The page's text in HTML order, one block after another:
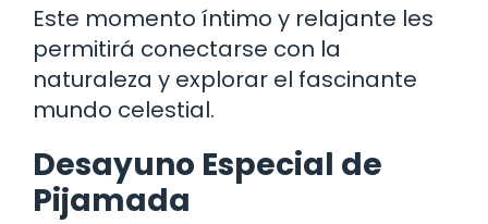
Este momento íntimo y relajante les
permitirá conectarse con la
naturaleza y explorar el fascinante
mundo celestial.
Desayuno Especial de
Pijamada